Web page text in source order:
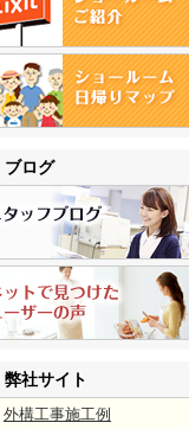
ブログ
弊社サイト
外構工事施工例